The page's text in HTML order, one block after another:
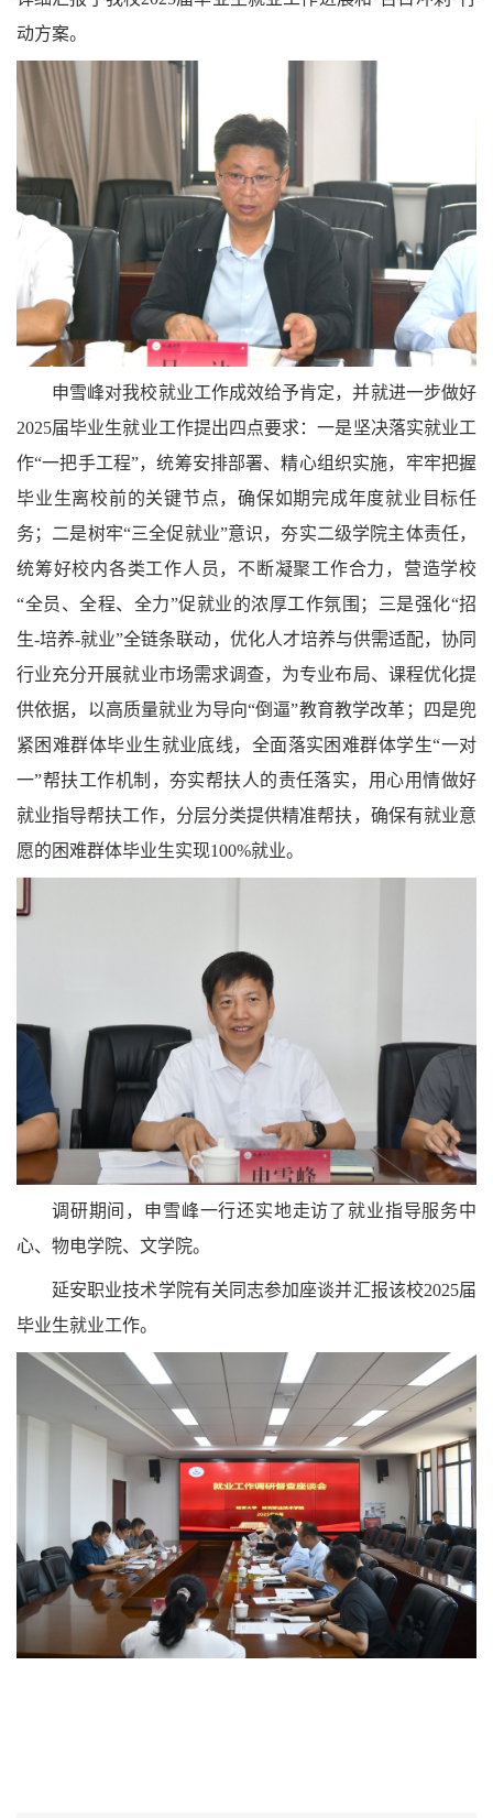
动方案。
申雪峰对我校就业工作成效给予肯定，并就进一步做好
2025届毕业生就业工作提出四点要求：一是坚决落实就业工
作“一把手工程”，统筹安排部署、精心组织实施，牢牢把握
毕业生离校前的关键节点，确保如期完成年度就业目标任
务；二是树牢“三全促就业”意识，夯实二级学院主体责任，
统筹好校内各类工作人员，不断凝聚工作合力，营造学校
“全员、全程、全力”促就业的浓厚工作氛围；三是强化“招
生-培养-就业”全链条联动，优化人才培养与供需适配，协同
行业充分开展就业市场需求调查，为专业布局、课程优化提
供依据，以高质量就业为导向“倒逼”教育教学改革；四是兜
紧困难群体毕业生就业底线，全面落实困难群体学生“一对
一”帮扶工作机制，夯实帮扶人的责任落实，用心用情做好
就业指导帮扶工作，分层分类提供精准帮扶，确保有就业意
愿的困难群体毕业生实现100%就业。
调研期间，申雪峰一行还实地走访了就业指导服务中
心、物电学院、文学院。
延安职业技术学院有关同志参加座谈并汇报该校2025届
毕业生就业工作。